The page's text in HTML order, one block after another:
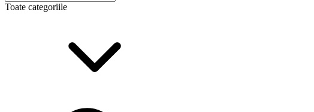
Toate categoriile